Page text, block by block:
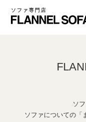
ソファ専門店
ソ
ソファについての「